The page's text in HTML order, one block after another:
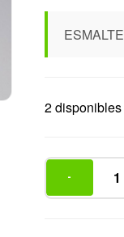
2 disponibles
-